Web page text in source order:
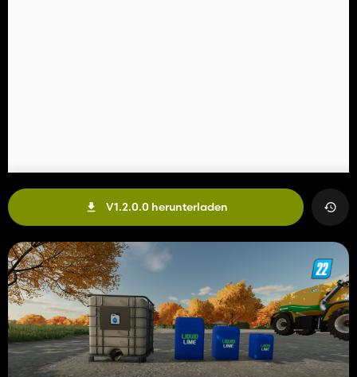
V1.2.0.0 herunterladen